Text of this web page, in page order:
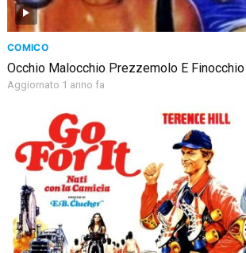
COMICO
Occhio Malocchio Prezzemolo E
Aggiornato 1 anno fa